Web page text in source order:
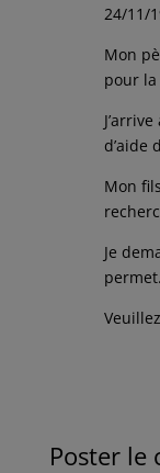
24/11/
Mon
pour la
d’aide
Mon
Je
permet.
Poster le